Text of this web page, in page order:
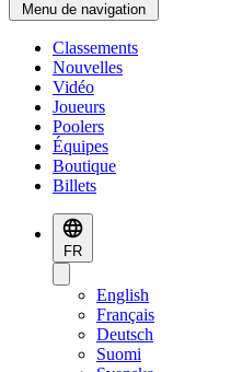
Menu de navigation
Classements
Nouvelles
Vidéo
Joueurs
Poolers
Équipes
Boutique
Billets
FR
English
Français
Deutsch
Suomi